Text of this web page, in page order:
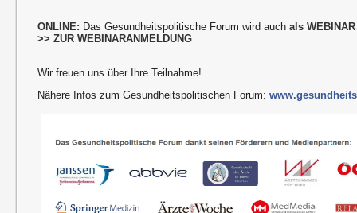
ONLINE: Das Gesundheitspolitische Forum wird auch als WEBINAR
>> ZUR WEBINARANMELDUNG
Wir freuen uns über Ihre Teilnahme!
Nähere Infos zum Gesundheitspolitischen Forum: